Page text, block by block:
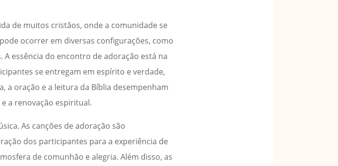
de muitos cristãos, onde a comunidade se
ocorrer em diversas configurações, como
essência do encontro de adoração está na
se entregam em espírito e verdade,
a oração e a leitura da Bíblia desempenham
a renovação espiritual.
As canções de adoração são
dos participantes para a experiência de
de comunhão e alegria. Além disso, as